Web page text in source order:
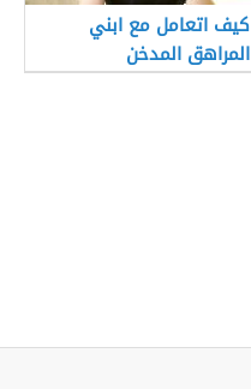
كيف اتعامل مع ابني
المراهق المدخن